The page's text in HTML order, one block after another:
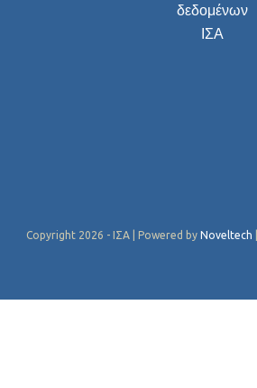
δεδομένων
ΙΣΑ
Copyright 2026 - ΙΣΑ | Powered by Noveltech